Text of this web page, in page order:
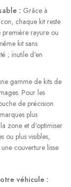
: Grâce à
chaque kit reste
rayure ou
kit sans
; inutile d'en
gamme de kits de
Pour les
de précision
plus
zone et d'optimiser
ou plus visibles,
couverture lisse
véhicule :